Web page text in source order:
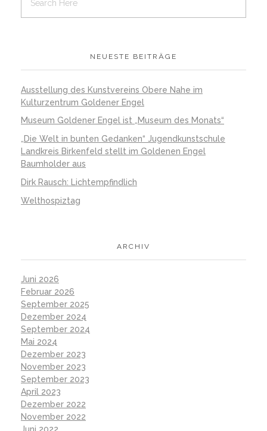
NEUESTE BEITRÄGE
Ausstellung des Kunstvereins Obere Nahe im
Kulturzentrum Goldener Engel
Museum Goldener Engel ist „Museum des Monats“
„Die Welt in bunten Gedanken“ Jugendkunstschule
Landkreis Birkenfeld stellt im Goldenen Engel
Baumholder aus
Dirk Rausch: Lichtempfindlich
Welthospiztag
ARCHIV
Juni 2026
Februar 2026
September 2025
Dezember 2024
September 2024
Mai 2024
Dezember 2023
November 2023
September 2023
April 2023
Dezember 2022
November 2022